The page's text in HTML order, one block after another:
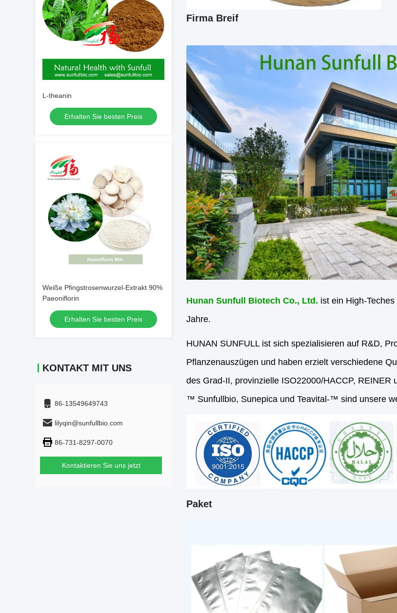
L-theanin
Erhalten Sie besten Preis
Weiße Pfingstrosenwurzel-Extrakt 90%
Paeoniflorin
Erhalten Sie besten Preis
KONTAKT MIT UNS
86-13549649743
lilyqin@sunfullbio.com
86-731-8297-0070
Kontaktieren Sie uns jetzt
Firma Breif
Hunan Sunfull Biotech Co., Ltd. ist ein High-
Jahre.
HUNAN SUNFULL ist sich spezialisieren auf R&D,
Pflanzenauszügen und haben erzielt verschiedene
des Grad-II, provinzielle ISO22000/HACCP,
™ Sunfullbio, Sunepica und Teavital-™ sind unsere
Paket